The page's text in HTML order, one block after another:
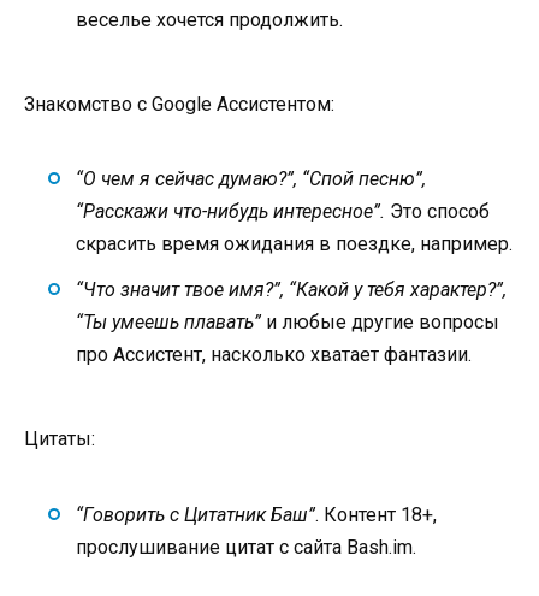
веселье хочется продолжить.
Знакомство с Google Ассистентом:
“О чем я сейчас думаю?”, “Спой песню”,
“Расскажи что-нибудь интересное”. Это способ
скрасить время ожидания в поездке, например.
“Что значит твое имя?”, “Какой у тебя характер?”,
“Ты умеешь плавать” и любые другие вопросы
про Ассистент, насколько хватает фантазии.
Цитаты:
“Говорить с Цитатник Баш”. Контент 18+,
прослушивание цитат с сайта Bash.im.